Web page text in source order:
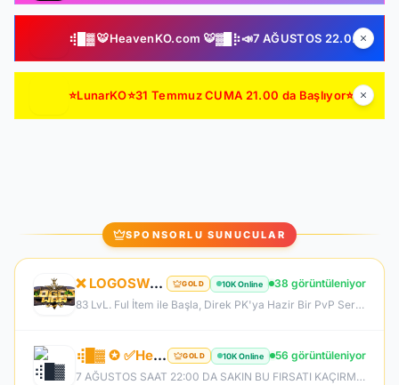
⢾█▓ 🐯HeavenKO.com 🐯▓█⡷📣7 AĞUSTOS 22.00 SAKIN KAÇIRMA!📣▓█⡷⢾█▓💥ÜCRETSİZ GENİE LOOT💥▓█⡷🚀AKADEMİ🚀DX11🚀▓█⡷
⭐LunarKO⭐31 Temmuz CUMA 21.00 da Başlıyor⭐ AÇILIŞA ÖZEL VIP PAKET HEDİYE ⭐GENIE & AutoLoot Ücretsiz⭐EN KALİTELİ HARD FARM SERVER⭐
SPONSORLU SUNUCULAR
❌ LOGOSWAR.COM ❌ [ 83/1 ] PK SERVER ▌FULL ITEM BAŞLANGIÇ ▌Adım Atamayacağın Kadar Kalabalık GOLD 10K Online
38 görüntüleniyor
83 LvL. Ful İtem ile Başla, Direk PK'ya Hazir Bir PvP Server, Full Pus'da Hediye, 10.000 Oyuncu Kitlesi ile Türkiye'nin En Kalabalık PK Serveri, Sizlerde Hemen Yerinizi Alın.
⢾█▓ ✪ ✅HeavenKO.com ✅▓█⡷⭐7 AĞUSTOS 22.00⭐⢾█▓✅ÜCRETSİZ GENİE LOOT✅▓█⡷⭐AKADEMİ⭐DX11 GOLD 10K Online
56 görüntüleniyor
7 AĞUSTOS SAAT 22:00 DA SAKIN BU FIRSATI KAÇIRMA! BİZİMLE YOLA ÇIKAN HERKES BUGÜN İPTAL! BİZ İSE 6.AYIMIZI DEVİRDİK, İLK GÜNKİ GİBİ GEÇ KALMAYACAĞIN TEK SİSTEM!